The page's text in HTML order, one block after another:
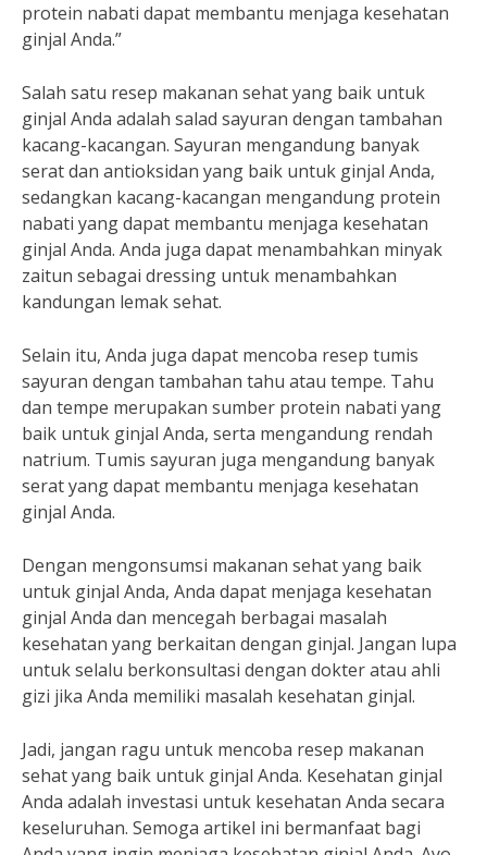
protein nabati dapat membantu menjaga kesehatan
ginjal Anda.”
Salah satu resep makanan sehat yang baik untuk
ginjal Anda adalah salad sayuran dengan tambahan
kacang-kacangan. Sayuran mengandung banyak
serat dan antioksidan yang baik untuk ginjal Anda,
sedangkan kacang-kacangan mengandung protein
nabati yang dapat membantu menjaga kesehatan
ginjal Anda. Anda juga dapat menambahkan minyak
zaitun sebagai dressing untuk menambahkan
kandungan lemak sehat.
Selain itu, Anda juga dapat mencoba resep tumis
sayuran dengan tambahan tahu atau tempe. Tahu
dan tempe merupakan sumber protein nabati yang
baik untuk ginjal Anda, serta mengandung rendah
natrium. Tumis sayuran juga mengandung banyak
serat yang dapat membantu menjaga kesehatan
ginjal Anda.
Dengan mengonsumsi makanan sehat yang baik
untuk ginjal Anda, Anda dapat menjaga kesehatan
ginjal Anda dan mencegah berbagai masalah
kesehatan yang berkaitan dengan ginjal. Jangan lupa
untuk selalu berkonsultasi dengan dokter atau ahli
gizi jika Anda memiliki masalah kesehatan ginjal.
Jadi, jangan ragu untuk mencoba resep makanan
sehat yang baik untuk ginjal Anda. Kesehatan ginjal
Anda adalah investasi untuk kesehatan Anda secara
keseluruhan. Semoga artikel ini bermanfaat bagi